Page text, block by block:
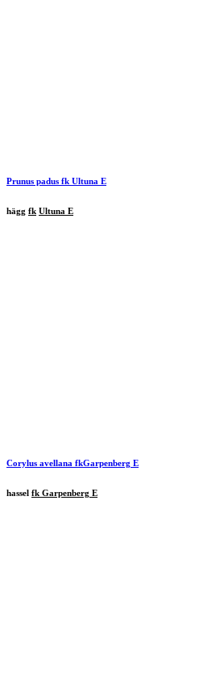
Prunus padus fk Ultuna E
hägg fk Ultuna E
Corylus avellana fkGarpenberg E
hassel fk Garpenberg E